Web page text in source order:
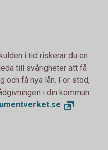
i tid riskerar du en
till svårigheter att få
och få nya lån. För stöd,
i din kommun.
se